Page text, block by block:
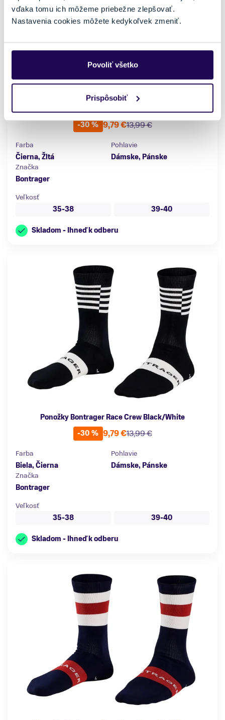
vďaka tomu ich môžeme priebežne zlepšovať.
Nastavenia cookies môžete kedykoľvek zmeniť.
Povoliť všetko
Prispôsobiť
-30 %
13,99 €
9,79 €
Farba
Čierna, Žltá
Pohlavie
Dámske, Pánske
Značka
Bontrager
Veľkosť
35-38
39-40
Skladom - Ihneď k odberu
Ponožky Bontrager Race Crew Black/White
-30 %
13,99 €
9,79 €
Farba
Biela, Čierna
Pohlavie
Dámske, Pánske
Značka
Bontrager
Veľkosť
35-38
39-40
Skladom - Ihneď k odberu